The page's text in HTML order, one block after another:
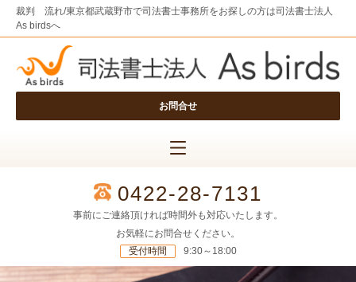
裁判 流れ/東京都武蔵野市で司法書士事務所をお探しの方は司法書士法人
As birdsへ
お問合せ
0422-28-7131
事前にご連絡頂ければ時間外も対応いたします。
お気軽にお問合せください。
受付時間
9:30～18:00